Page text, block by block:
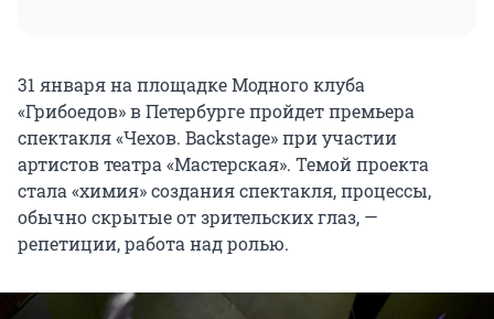
31 января на площадке Модного клуба
«Грибоедов» в Петербурге пройдет премьера
спектакля «Чехов. Backstage» при участии
артистов театра «Мастерская». Темой проекта
стала «химия» создания спектакля, процессы,
обычно скрытые от зрительских глаз, —
репетиции, работа над ролью.